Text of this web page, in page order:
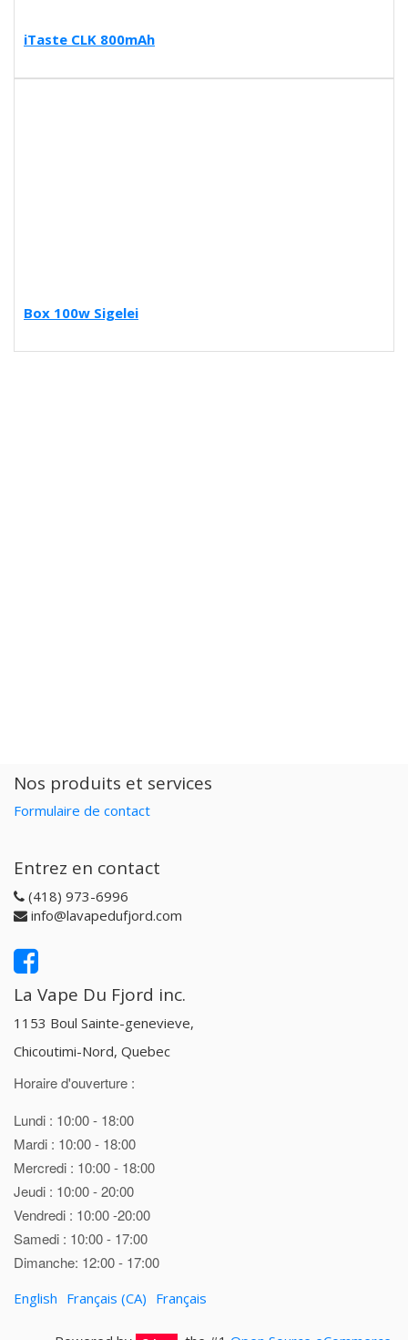
iTaste CLK 800mAh
Box 100w Sigelei
Nos produits et services
Formulaire de contact
Entrez en contact
(418) 973-6996
info@lavapedufjord.com
La Vape Du Fjord inc.
1153 Boul Sainte-genevieve,
Chicoutimi-Nord, Quebec
Horaire d'ouverture :
Lundi : 10:00 - 18:00
Mardi : 10:00 - 18:00
Mercredi : 10:00 - 18:00
Jeudi : 10:00 - 20:00
Vendredi : 10:00 -20:00
Samedi : 10:00 - 17:00
Dimanche: 12:00 - 17:00
English Français (CA) Français